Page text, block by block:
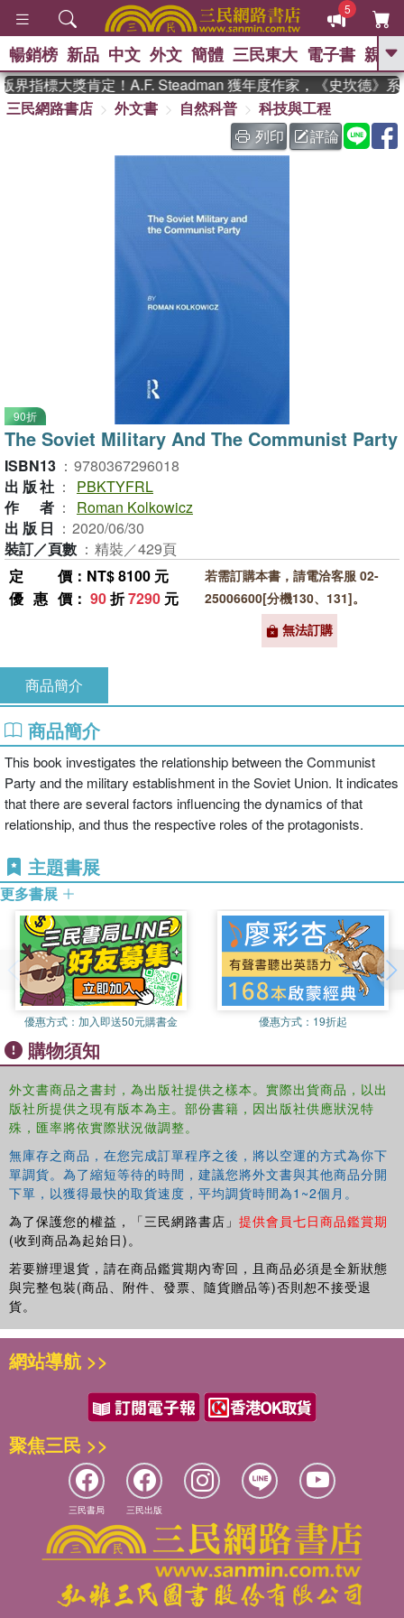
5
GO
熱搜： 東野圭吾 、 The Odyssey
、 如果歷史是一群喵 、 暑期
國際布克獎 臺灣漫遊錄 、 方
暢銷榜 新品 中文 外文 簡體 三民東大 電子書 親子
指標大獎肯定！A.F. Steadman 獲年度作家，《史坎德》系
三民網路書店
外文書 自然科普
科技與工程
列印
評論
90折
The Soviet Military And The Communist Party
ISBN13 ： 9780367296018
出版社 ：
PBKTYFRL
作者 ：
Roman Kolkowicz
出版日 ： 2020/06/30
裝訂／頁數 ： 精裝／429頁
定價 ：NT$ 8100 元
優惠價 ： 90折7290 元
若需訂購本書，請電洽客服 02-
25006600[分機130、131]。
無法訂購
商品簡介
商品簡介
This book investigates the relationship between the Communist
Party and the military establishment in the Soviet Union. It indicates
that there are several factors influencing the dynamics of that
relationship, and thus the respective roles of the protagonists.
主題書展
更多書展
優惠方式： 加入即送50元購書金 優惠方式： 19折起
購物須知
外文書商品之書封，為出版社提供之樣本。實際出貨商品，以出
版社所提供之現有版本為主。部份書籍，因出版社供應狀況特
殊，匯率將依實際狀況做調整。
無庫存之商品，在您完成訂單程序之後，將以空運的方式為你下
單調貨。為了縮短等待的時間，建議您將外文書與其他商品分開
下單，以獲得最快的取貨速度，平均調貨時間為1~2個月。
為了保護您的權益，「三民網路書店」 提供會員七日商品鑑賞期
(收到商品為起始日)。
若要辦理退貨，請在商品鑑賞期內寄回，且商品必須是全新狀態
與完整包裝(商品、附件、發票、隨貨贈品等)否則恕不接受退
貨。
網站導航 >>
聚焦三民 >>
三民書局 三民出版